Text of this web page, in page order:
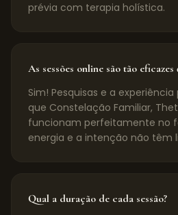
prévia com terapia holística.
As sessões online são tão
Sim! Pesquisas e a
que Constelação Familiar,
funcionam perfeitamente no
energia e a intenção não têm
Qual a duração de cada sessão?